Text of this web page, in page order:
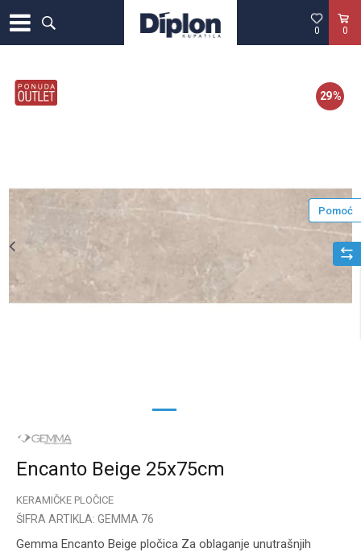
0
0
1
29%
Encanto Beige 25x75cm
KERAMIČKE PLOČICE
ŠIFRA ARTIKLA: GEMMA 76
Gemma Encanto Beige pločica Za oblaganje unutrašnjih
Pomoć